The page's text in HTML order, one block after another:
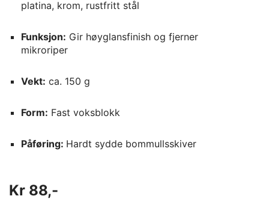
platina, krom, rustfritt stål
Funksjon: Gir høyglansfinish og fjerner
mikroriper
Vekt: ca. 150 g
Form: Fast voksblokk
Påføring: Hardt sydde bommullsskiver
Kr 88,-